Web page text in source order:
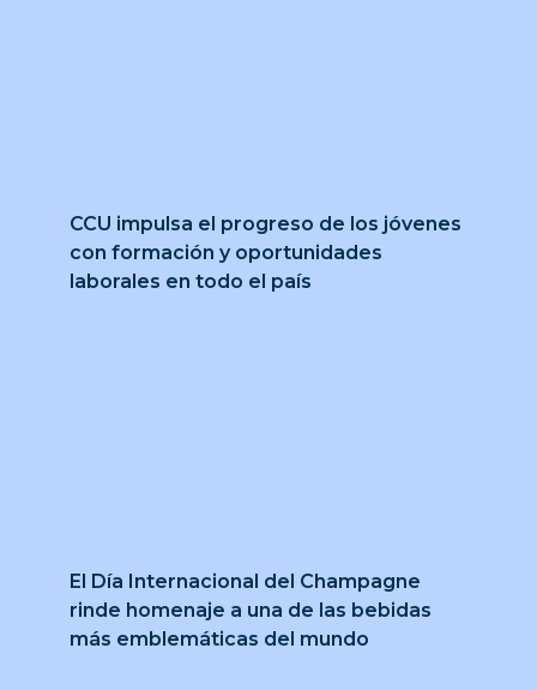
CCU impulsa el progreso de los jóvenes
con formación y oportunidades
laborales en todo el país
El Día Internacional del Champagne
rinde homenaje a una de las bebidas
más emblemáticas del mundo